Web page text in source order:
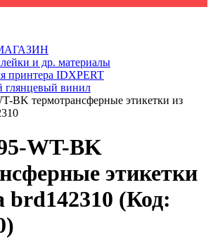
и др. материалы
принтера IDXPERT
глянцевый винил
BK термотрансферные этикетки из
WT-BK
этикетки
brd142310 (Код:
)